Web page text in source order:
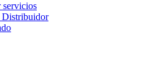
servicios
Distribuidor